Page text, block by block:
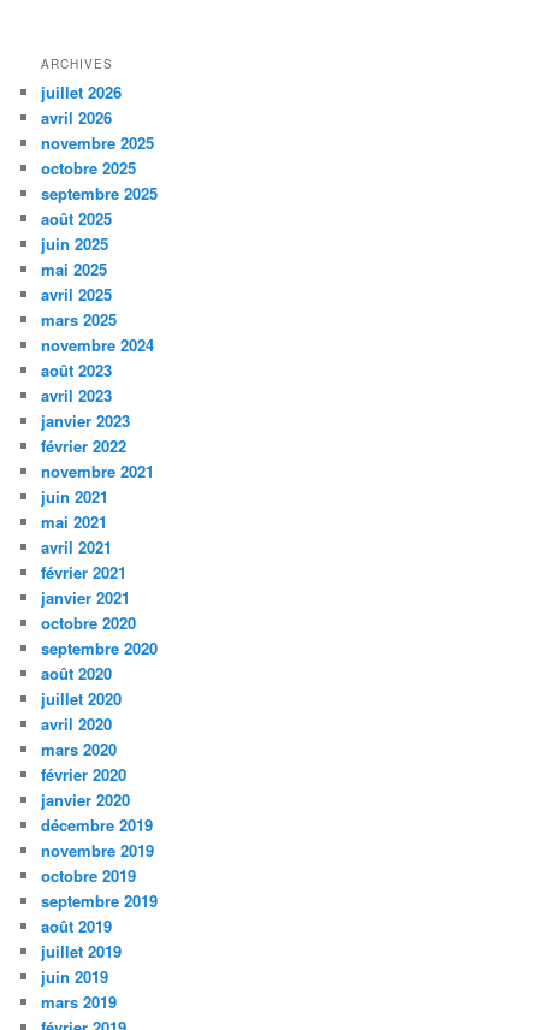
ARCHIVES
juillet 2026
avril 2026
novembre 2025
octobre 2025
septembre 2025
août 2025
juin 2025
mai 2025
avril 2025
mars 2025
novembre 2024
août 2023
avril 2023
janvier 2023
février 2022
novembre 2021
juin 2021
mai 2021
avril 2021
février 2021
janvier 2021
octobre 2020
septembre 2020
août 2020
juillet 2020
avril 2020
mars 2020
février 2020
janvier 2020
décembre 2019
novembre 2019
octobre 2019
septembre 2019
août 2019
juillet 2019
juin 2019
mars 2019